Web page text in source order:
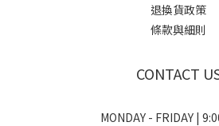
退換貨政策
條款與細則
CONTACT
MONDAY - FRIDAY |